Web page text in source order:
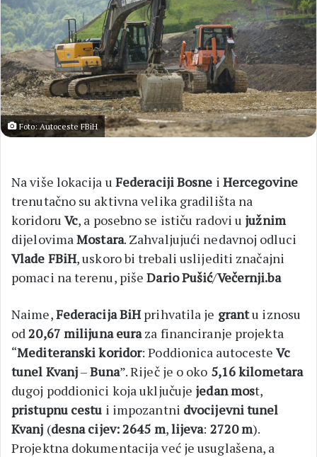
Foto: Autoceste FBiH
Na više lokacija u Federaciji Bosne i Hercegovine
trenutačno su aktivna velika gradilišta na
koridoru Vc, a posebno se ističu radovi u južnim
dijelovimaMostara. Zahvaljujući nedavnoj odluci
Vlade FBiH, uskoro bi trebali uslijediti značajni
pomaci na terenu, pišeDario Pušić/Večernji.ba
Naime,Federacija BiHprihvatila je grantu iznosu
od20,67 milijuna euraza financiranje projekta
“Mediteranski koridor: Poddionica autocesteVc
tunel Kvanj–Buna”. Riječ je o oko 5,16 kilometara
dugoj poddionici koja uključuje jedan most,
pristupnu cestu i impozantni dvocijevni tunel
Kvanj (desna cijev:2645 m,lijeva: 2720 m).
Projektna dokumentacija već je usuglašena, a